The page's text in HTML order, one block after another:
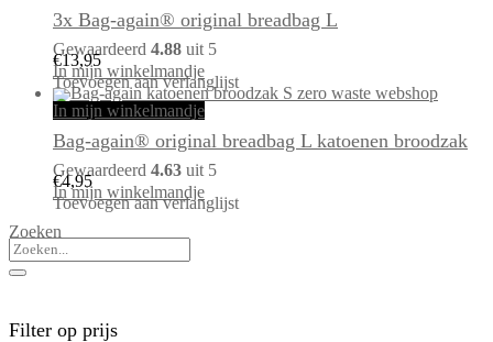
3x Bag-again® original breadbag L
Gewaardeerd 4.88 uit 5
€13,95
In mijn winkelmandje
Toevoegen aan verlanglijst
In mijn winkelmandje
Bag-again® original breadbag L katoenen broodzak
Gewaardeerd 4.63 uit 5
€4,95
In mijn winkelmandje
Toevoegen aan verlanglijst
Zoeken
Filter op prijs